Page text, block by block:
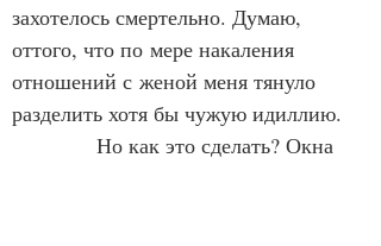
захотелось смертельно. Думаю,
оттого, что по мере накаления
отношений с женой меня тянуло
разделить хотя бы чужую идиллию.
Но как это сделать? Окна